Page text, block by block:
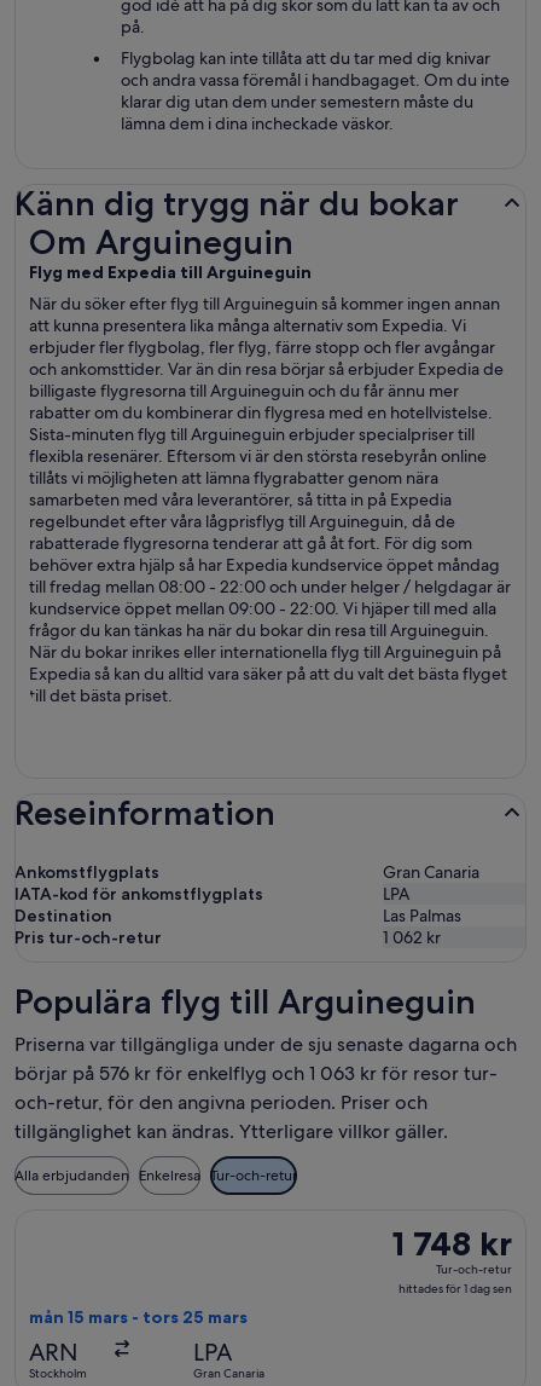
god idé att ha på dig skor som du lätt kan ta av och
på.
Flygbolag kan inte tillåta att du tar med dig knivar
och andra vassa föremål i handbagaget. Om du inte
klarar dig utan dem under semestern måste du
lämna dem i dina incheckade väskor.
Känn dig trygg när du bokar
Om Arguineguin
Flyg med Expedia till Arguineguin
När du söker efter flyg till Arguineguin så kommer ingen annan
att kunna presentera lika många alternativ som Expedia. Vi
erbjuder fler flygbolag, fler flyg, färre stopp och fler avgångar
och ankomsttider. Var än din resa börjar så erbjuder Expedia de
billigaste flygresorna till Arguineguin och du får ännu mer
rabatter om du kombinerar din flygresa med en hotellvistelse.
Sista-minuten flyg till Arguineguin erbjuder specialpriser till
flexibla resenärer. Eftersom vi är den största resebyrån online
tillåts vi möjligheten att lämna flygrabatter genom nära
samarbeten med våra leverantörer, så titta in på Expedia
regelbundet efter våra lågprisflyg till Arguineguin, då de
rabatterade flygresorna tenderar att gå åt fort. För dig som
behöver extra hjälp så har Expedia kundservice öppet måndag
till fredag mellan 08:00 - 22:00 och under helger / helgdagar är
kundservice öppet mellan 09:00 - 22:00. Vi hjäper till med alla
frågor du kan tänkas ha när du bokar din resa till Arguineguin.
När du bokar inrikes eller internationella flyg till Arguineguin på
Expedia så kan du alltid vara säker på att du valt det bästa flyget
till det bästa priset.
Om Arguineguin
Reseinformation
Ankomstflygplats
Gran Canaria
IATA-kod för ankomstflygplats
LPA
Destination
Las Palmas
Pris tur-och-retur
1 062 kr
Populära flyg till Arguineguin
Priserna var tillgängliga under de sju senaste dagarna och
börjar på 576 kr för enkelflyg och 1 063 kr för resor tur-
och-retur, för den angivna perioden. Priser och
tillgänglighet kan ändras. Ytterligare villkor gäller.
Alla erbjudanden Enkelresa Tur-och-retur
1 748 kr
Tur-
och-
1 748 kr
Tur-och-retur
hittades för 1 dag sen
mån 15 mars - tors 25 mars
ARN
Stockholm
LPA
Gran Canaria